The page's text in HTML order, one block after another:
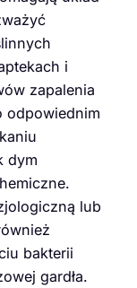
i
zapalenia
odpowiednim
dym
lub
bakterii
gardła.